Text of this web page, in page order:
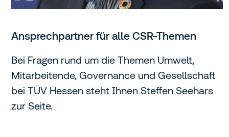
Ansprechpartner für alle CSR-Themen
Bei Fragen rund um die Themen Umwelt,
Mitarbeitende, Governance und Gesellschaft
bei TÜV Hessen steht Ihnen Steffen Seehars
zur Seite.